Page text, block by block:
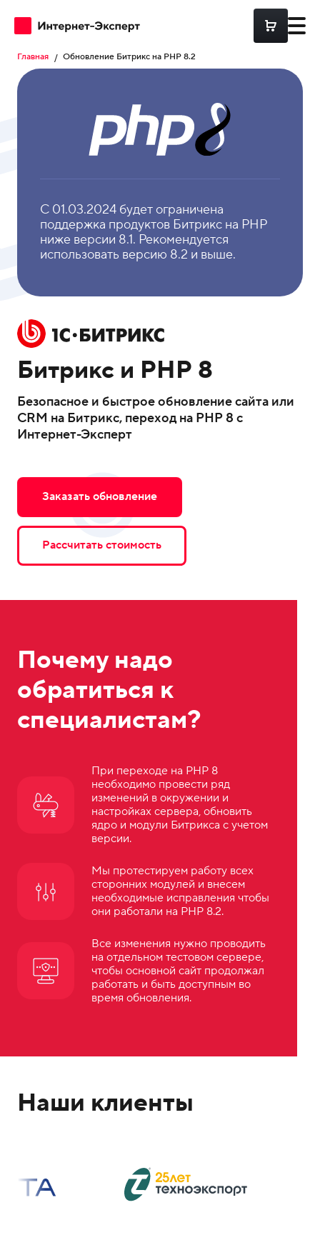
Разработка
Перенос
Поддержка
DevOps
PostgreSQL
Ai-технологии
Интеграция
Аналитика
Главная Обновление Битрикс на PHP 8.2
Битрикс и PHP 8
Безопасное и быстрое обновление сайта или
CRM на Битрикс, переход на PHP 8 с
Интернет-Эксперт
Заказать обновление
Рассчитать стоимость
С 01.03.2024 будет ограничена
поддержка продуктов Битрикс на PHP
ниже версии 8.1. Рекомендуется
использовать версию 8.2 и выше.
Почему надо
обратиться к
специалистам?
При переходе на PHP 8
необходимо провести ряд
изменений в окружении и
настройках сервера, обновить
ядро и модули Битрикса с учетом
версии.
Мы протестируем работу всех
сторонних модулей и внесем
необходимые исправления чтобы
они работали на PHP 8.2.
Все изменения нужно проводить
на отдельном тестовом сервере,
чтобы основной сайт продолжал
работать и быть доступным во
время обновления.
Наши клиенты